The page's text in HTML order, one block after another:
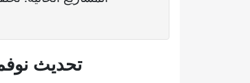
تحديث نوفمبر 2017: تعرف على مشروع